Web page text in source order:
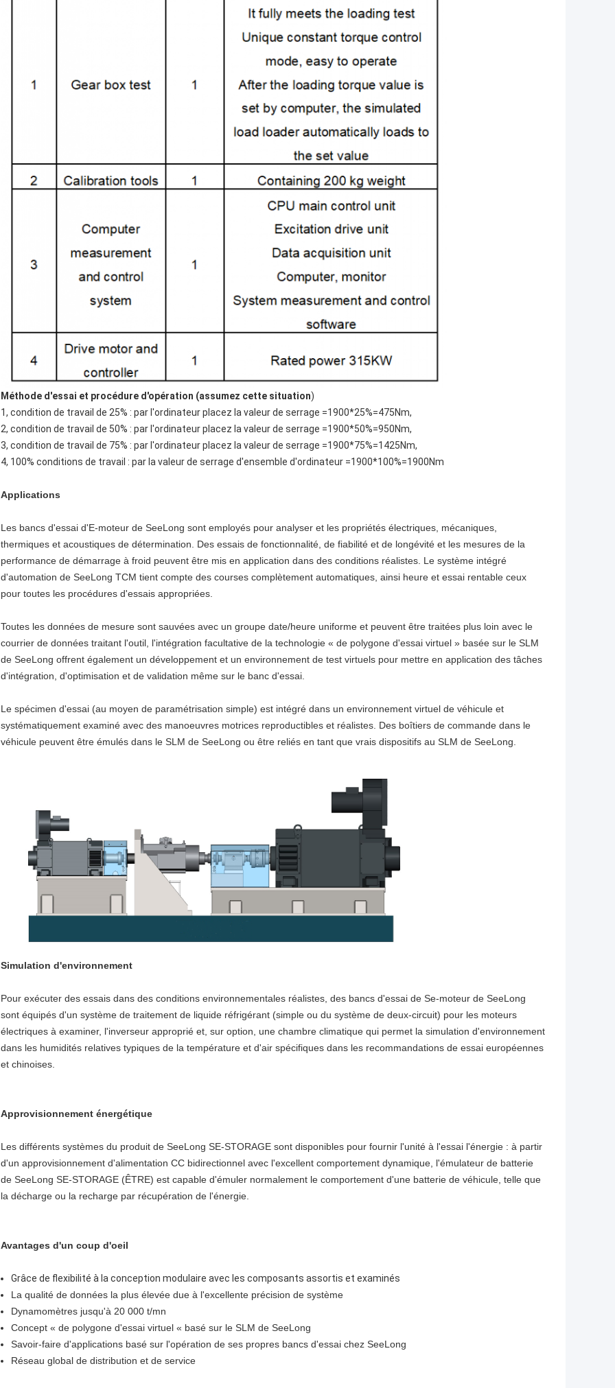
Méthode d'essai et procédure d'opération (assumez cette situation)
1, condition de travail de 25% : par l'ordinateur placez la valeur de serrage =1900*25%=475Nm,
2, condition de travail de 50% : par l'ordinateur placez la valeur de serrage =1900*50%=950Nm,
3, condition de travail de 75% : par l'ordinateur placez la valeur de serrage =1900*75%=1425Nm,
4, 100% conditions de travail : par la valeur de serrage d'ensemble d'ordinateur =1900*100%=1900Nm
Applications
Les bancs d'essai d'E-moteur de SeeLong sont employés pour analyser et les propriétés électriques, mécaniques,
thermiques et acoustiques de détermination. Des essais de fonctionnalité, de fiabilité et de longévité et les mesures de la
performance de démarrage à froid peuvent être mis en application dans des conditions réalistes. Le système intégré
d'automation de SeeLong TCM tient compte des courses complètement automatiques, ainsi heure et essai rentable ceux
pour toutes les procédures d'essais appropriées.
Toutes les données de mesure sont sauvées avec un groupe date/heure uniforme et peuvent être traitées plus loin avec le
courrier de données traitant l'outil, l'intégration facultative de la technologie « de polygone d'essai virtuel » basée sur le SLM
de SeeLong offrent également un développement et un environnement de test virtuels pour mettre en application des tâches
d'intégration, d'optimisation et de validation même sur le banc d'essai.
Le spécimen d'essai (au moyen de paramétrisation simple) est intégré dans un environnement virtuel de véhicule et
systématiquement examiné avec des manoeuvres motrices reproductibles et réalistes. Des boîtiers de commande dans le
véhicule peuvent être émulés dans le SLM de SeeLong ou être reliés en tant que vrais dispositifs au SLM de SeeLong.
Simulation d'environnement
Pour exécuter des essais dans des conditions environnementales réalistes, des bancs d'essai de Se-moteur de SeeLong
sont équipés d'un système de traitement de liquide réfrigérant (simple ou du système de deux-circuit) pour les moteurs
électriques à examiner, l'inverseur approprié et, sur option, une chambre climatique qui permet la simulation d'environnement
dans les humidités relatives typiques de la température et d'air spécifiques dans les recommandations de essai européennes
et chinoises.
Approvisionnement énergétique
Les différents systèmes du produit de SeeLong SE-STORAGE sont disponibles pour fournir l'unité à l'essai l'énergie : à partir
d'un approvisionnement d'alimentation CC bidirectionnel avec l'excellent comportement dynamique, l'émulateur de batterie
de SeeLong SE-STORAGE (ÊTRE) est capable d'émuler normalement le comportement d'une batterie de véhicule, telle que
la décharge ou la recharge par récupération de l'énergie.
Avantages d'un coup d'oeil
Grâce de flexibilité à la conception modulaire avec les composants assortis et examinés
La qualité de données la plus élevée due à l'excellente précision de système
Dynamomètres jusqu'à 20 000 t/mn
Concept « de polygone d'essai virtuel « basé sur le SLM de SeeLong
Savoir-faire d'applications basé sur l'opération de ses propres bancs d'essai chez SeeLong
Réseau global de distribution et de service